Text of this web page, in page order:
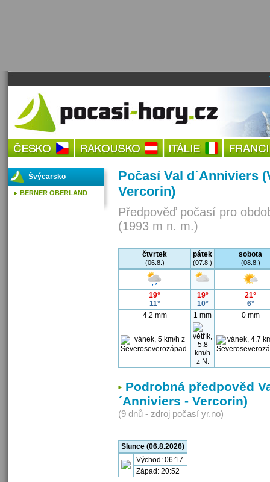
Počasí Val d´Anniviers
Vercorin)
Předpověď počasí pro
(1993 m n. m.)
čtvrtek
(06.8.)
pátek
(07.8.)
sobota
(08.8.)
19°
11°
19°
10°
21°
6°
4.2 mm
1 mm 0 mm
Podrobná předpověd
´Anniviers - Vercorin)
(9 dnů - zdroj počasí yr.no)
Slunce (06.8.2026)
Východ: 06:17
Západ: 20:52
Švýcarsko
BERNER OBERLAND